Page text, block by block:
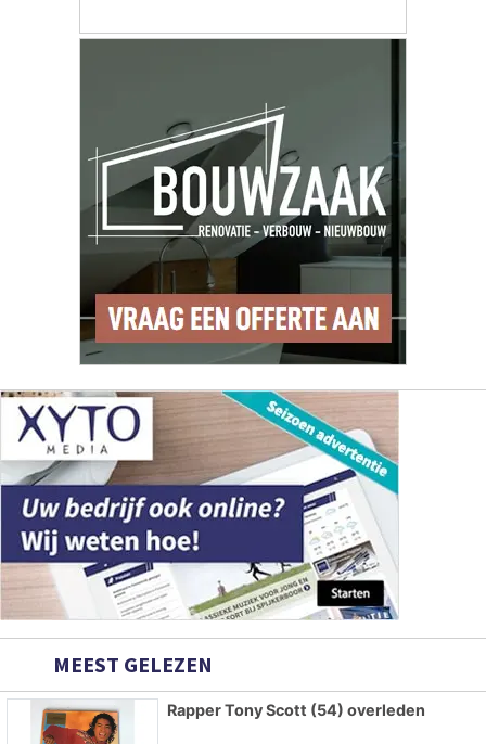
MEEST GELEZEN
Rapper Tony Scott (54) overleden